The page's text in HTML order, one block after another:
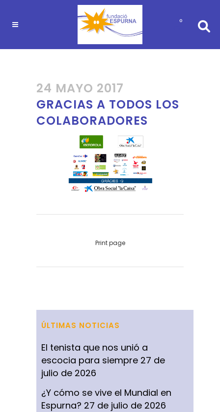
0
24 MAYO 2017
GRACIAS A TODOS LOS
COLABORADORES
Print page
ÚLTIMAS NOTICIAS
El tenista que nos unió a
escocia para siempre 27 de
julio de 2026
¿Y cómo se vive el Mundial en
Espurna? 27 de julio de 2026